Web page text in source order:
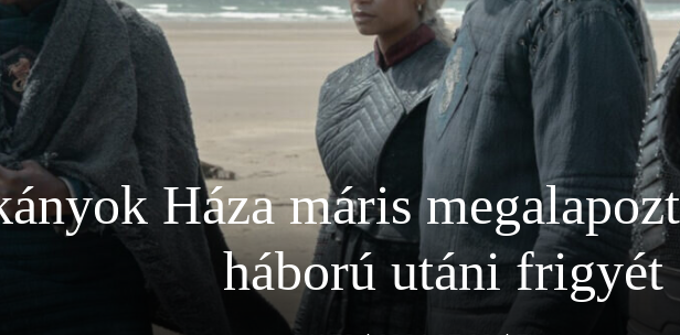
Háza máris
háború utáni frigyét